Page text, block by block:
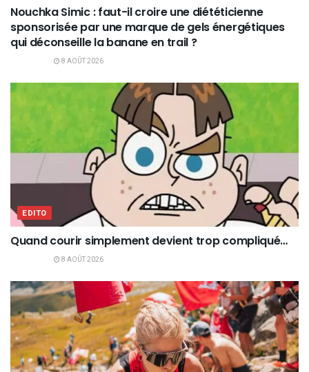
Nouchka Simic : faut-il croire une diététicienne
sponsorisée par une marque de gels énergétiques
qui déconseille la banane en trail ?
8 AOÛT 2026
EDITO
Quand courir simplement devient trop compliqué…
8 AOÛT 2026